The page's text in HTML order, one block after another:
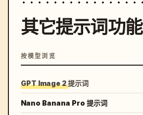
其它提示词功能
按模型浏览
GPT Image 2 提示词
Nano Banana Pro 提示词